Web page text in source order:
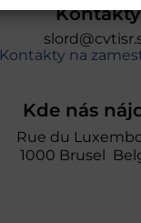
Kontakty
Kontakty na
Kde nás
Rue du
1000 Brusel